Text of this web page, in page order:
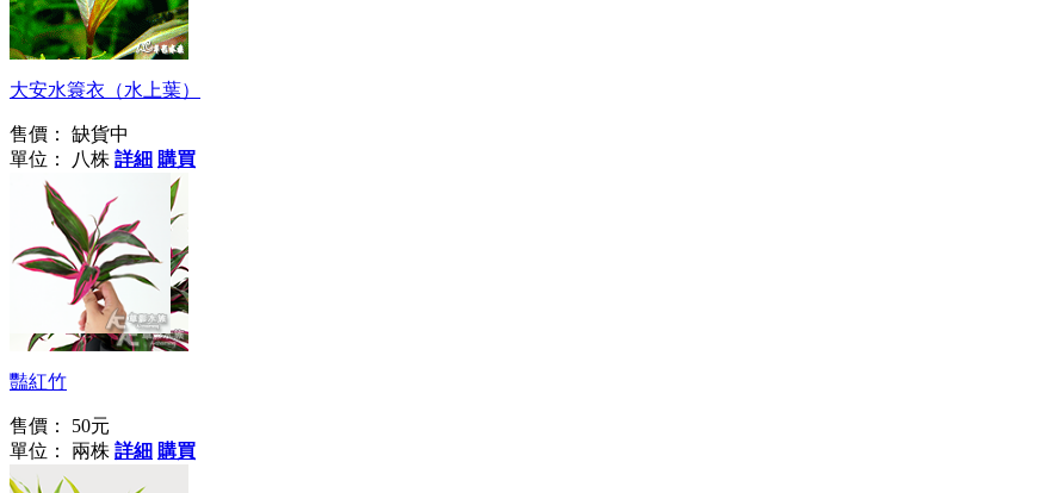
大安水簑衣（水上葉）
售價：
缺貨中
單位： 八株 詳細 購買
兩棲缸必備
豔紅竹
售價：
50元
單位： 兩株 詳細 購買